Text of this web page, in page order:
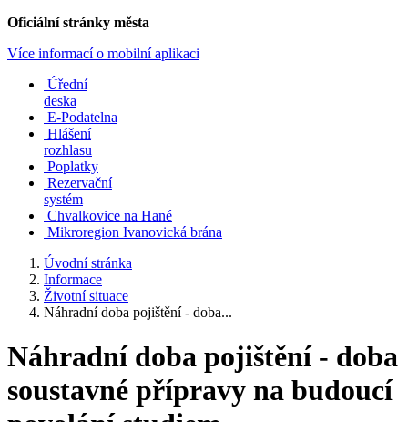
Oficiální stránky města
Více informací o mobilní aplikaci
Úřední
deska
E-Podatelna
Hlášení
rozhlasu
Poplatky
Rezervační
systém
Chvalkovice na Hané
Mikroregion Ivanovická brána
Úvodní stránka
Informace
Životní situace
Náhradní doba pojištění - doba...
Náhradní doba pojištění - doba
soustavné přípravy na budoucí